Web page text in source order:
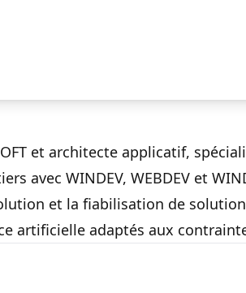
et architecte applicatif,
avec WINDEV, WEBDEV et
et la fiabilisation de
artificielle adaptés aux